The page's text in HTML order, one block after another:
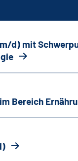
d) mit
Bereich